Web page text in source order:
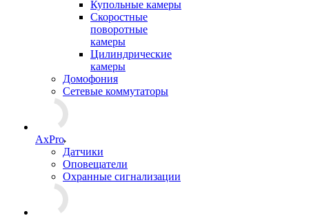
Купольные камеры
Скоростные
поворотные
камеры
Цилиндрические
камеры
Домофония
Сетевые коммутаторы
AxPro
Датчики
Оповещатели
Охранные сигнализации